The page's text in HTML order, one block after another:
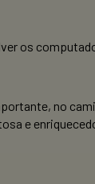
os
no
e